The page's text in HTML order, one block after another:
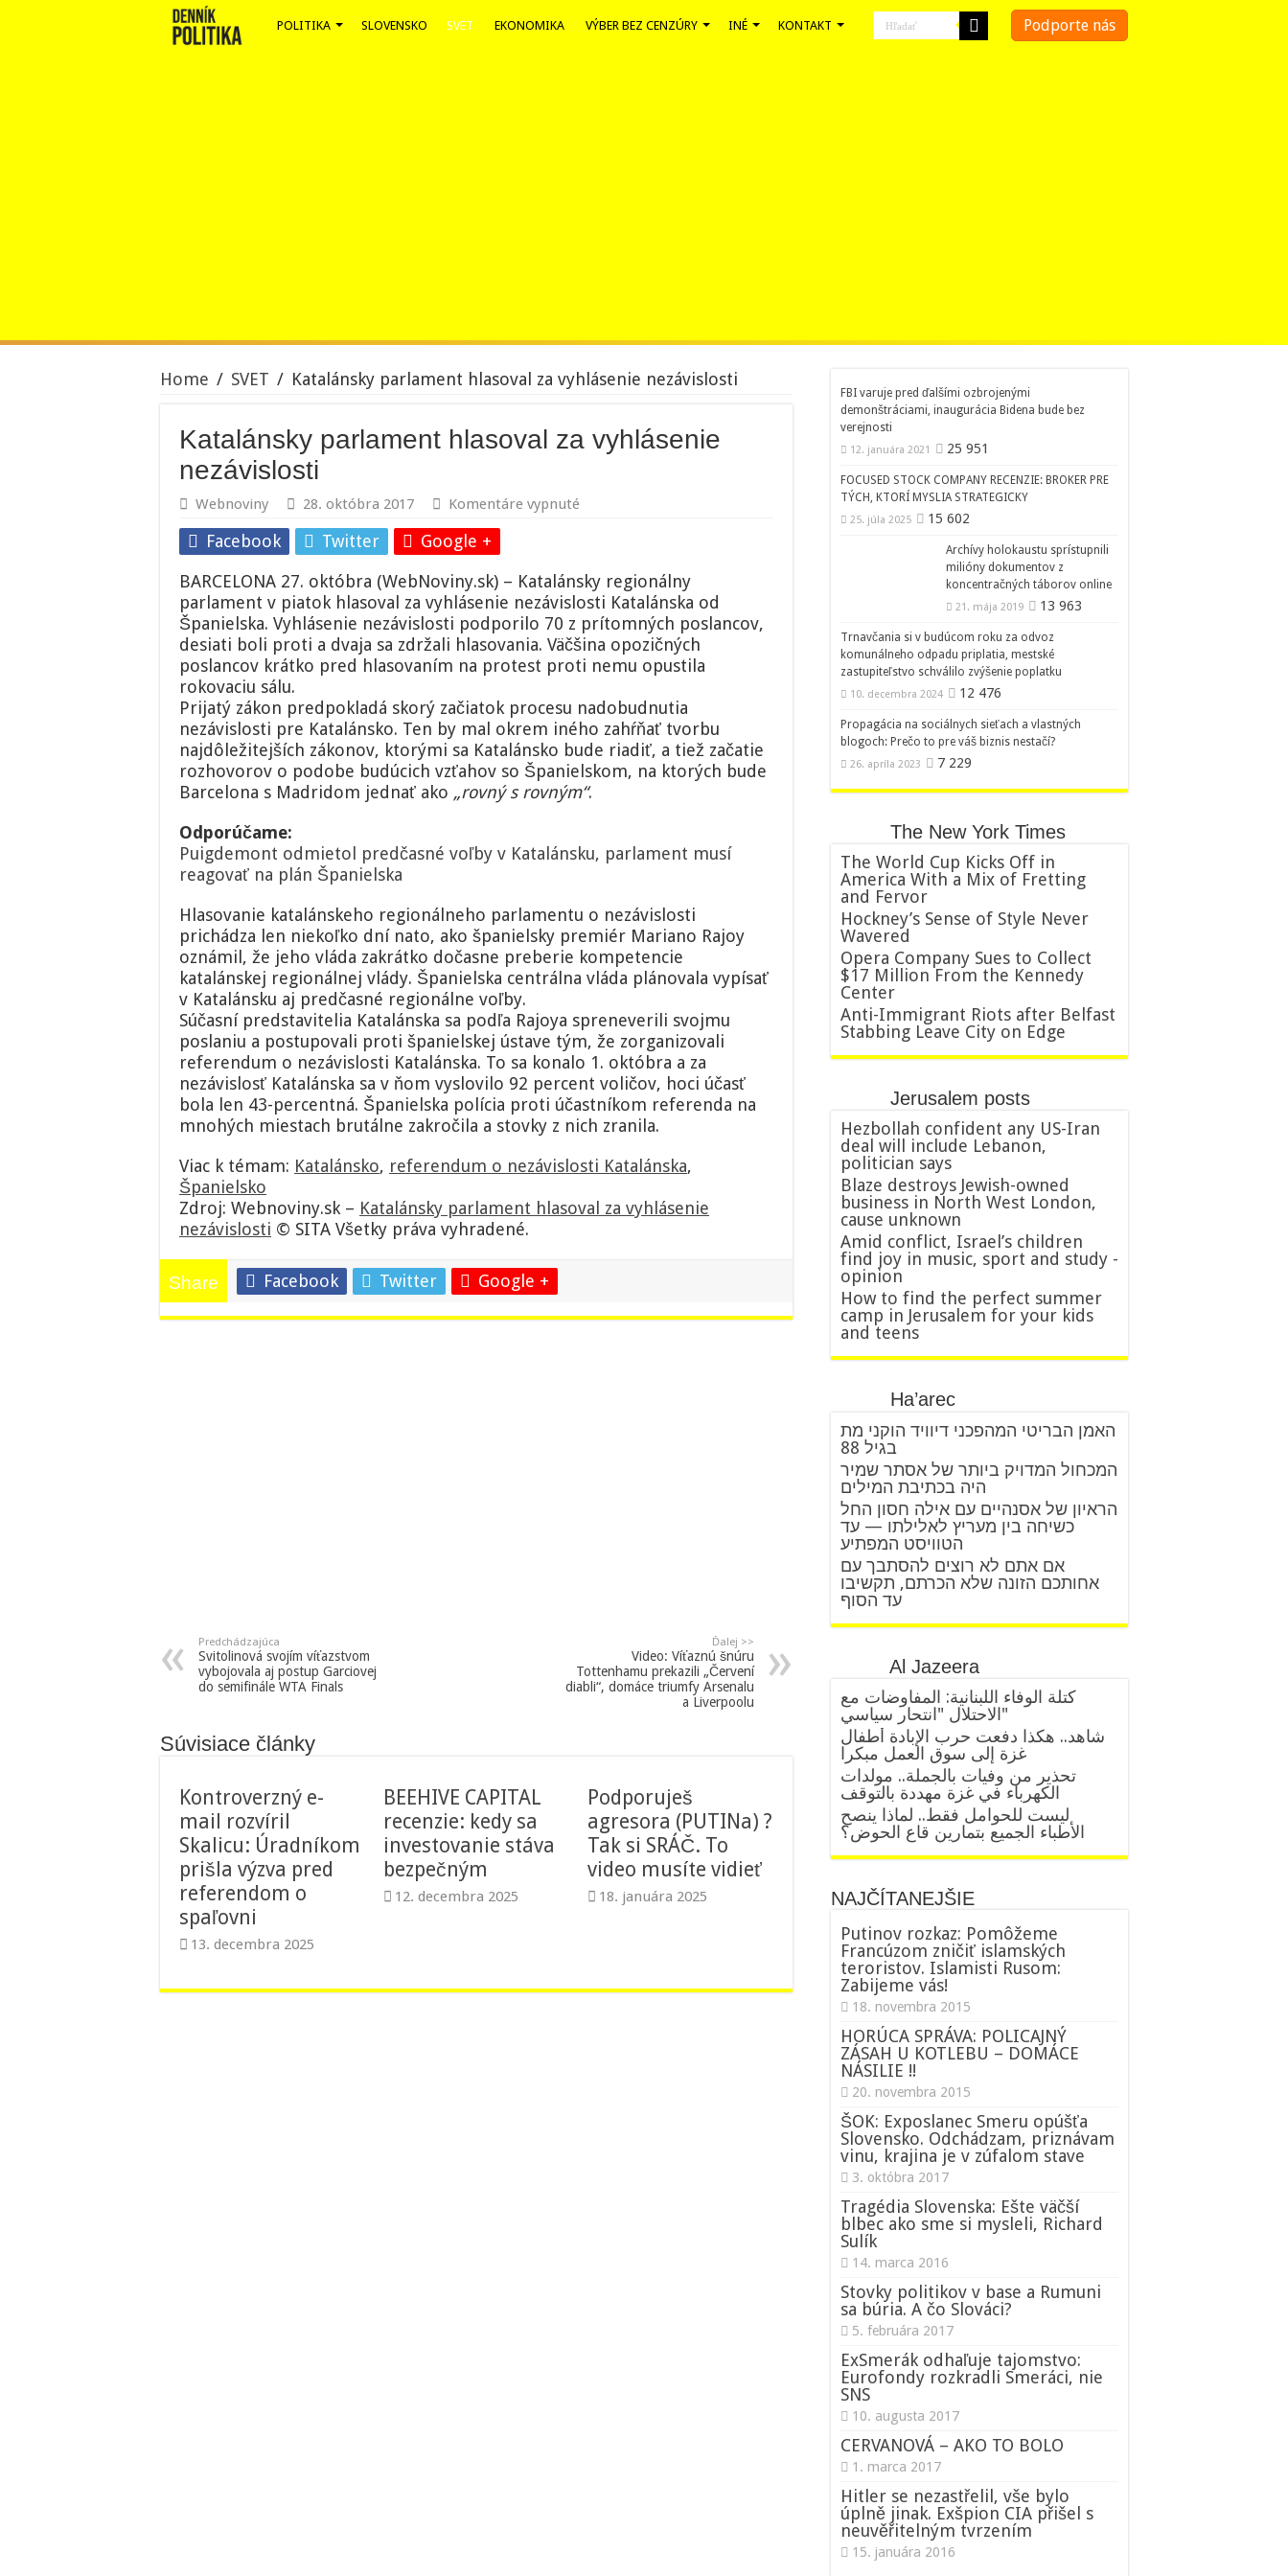
POLITIKA SLOVENSKO SVET EKONOMIKA VÝBER BEZ CENZÚRY INÉ KONTAKT Podporte nás
Home / SVET / Katalánsky parlament hlasoval za vyhlásenie nezávislosti
Katalánsky parlament hlasoval za vyhlásenie
nezávislosti
Webnoviny 28. októbra 2017 Komentáre vypnuté
za
vyhlásenie
nezávislosti
Facebook Twitter
Google +
BARCELONA 27. októbra (WebNoviny.sk) – Katalánsky regionálny
parlament v piatok hlasoval za vyhlásenie nezávislosti Katalánska od
Španielska. Vyhlásenie nezávislosti podporilo 70 z prítomných poslancov,
desiati boli proti a dvaja sa zdržali hlasovania. Väčšina opozičných
poslancov krátko pred hlasovaním na protest proti nemu opustila
rokovaciu sálu.
Prijatý zákon predpokladá skorý začiatok procesu nadobudnutia
nezávislosti pre Katalánsko. Ten by mal okrem iného zahŕňať tvorbu
najdôležitejších zákonov, ktorými sa Katalánsko bude riadiť, a tiež začatie
rozhovorov o podobe budúcich vzťahov so Španielskom, na ktorých bude
Barcelona s Madridom jednať ako „rovný s rovným“.
Odporúčame:
Puigdemont odmietol predčasné voľby v Katalánsku, parlament musí
reagovať na plán Španielska
Hlasovanie katalánskeho regionálneho parlamentu o nezávislosti
prichádza len niekoľko dní nato, ako španielsky premiér Mariano Rajoy
oznámil, že jeho vláda zakrátko dočasne preberie kompetencie
katalánskej regionálnej vlády. Španielska centrálna vláda plánovala vypísať
v Katalánsku aj predčasné regionálne voľby.
Súčasní predstavitelia Katalánska sa podľa Rajoya spreneverili svojmu
poslaniu a postupovali proti španielskej ústave tým, že zorganizovali
referendum o nezávislosti Katalánska. To sa konalo 1. októbra a za
nezávislosť Katalánska sa v ňom vyslovilo 92 percent voličov, hoci účasť
bola len 43-percentná. Španielska polícia proti účastníkom referenda na
mnohých miestach brutálne zakročila a stovky z nich zranila.
Viac k témam: Katalánsko, referendum o nezávislosti Katalánska,
Španielsko
Zdroj: Webnoviny.sk – Katalánsky parlament hlasoval za vyhlásenie
nezávislosti © SITA Všetky práva vyhradené.
Share Facebook Twitter Google +
Predchádzajúca
Svitolinová svojím víťazstvom
vybojovala aj postup Garciovej
do semifinále WTA Finals
Ďalej >>
Video: Víťaznú šnúru
Tottenhamu prekazili „Červení
diabli“, domáce triumfy Arsenalu
a Liverpoolu
Súvisiace články
Kontroverzný e-
mail rozvíril
Skalicu: Úradníkom
prišla výzva pred
referendom o
spaľovni
13. decembra 2025
BEEHIVE CAPITAL
recenzie: kedy sa
investovanie stáva
bezpečným
12. decembra 2025
Podporuješ
agresora (PUTINa) ?
Tak si SRÁČ. To
video musíte vidieť
18. januára 2025
FBI varuje pred ďalšími ozbrojenými
demonštráciami, inaugurácia Bidena bude bez
verejnosti
12. januára 2021 25 951
FOCUSED STOCK COMPANY RECENZIE: BROKER PRE
TÝCH, KTORÍ MYSLIA STRATEGICKY
25. júla 2025 15 602
Archívy holokaustu sprístupnili
milióny dokumentov z
koncentračných táborov online
21. mája 2019 13 963
Trnavčania si v budúcom roku za odvoz
komunálneho odpadu priplatia, mestské
zastupiteľstvo schválilo zvýšenie poplatku
10. decembra 2024 12 476
Propagácia na sociálnych sieťach a vlastných
blogoch: Prečo to pre váš biznis nestačí?
26. apríla 2023 7 229
The New York Times
The World Cup Kicks Off in
America With a Mix of Fretting
and Fervor
Hockney’s Sense of Style Never
Wavered
Opera Company Sues to Collect
$17 Million From the Kennedy
Center
Anti-Immigrant Riots after Belfast
Stabbing Leave City on Edge
Jerusalem posts
Hezbollah confident any US-Iran
deal will include Lebanon,
politician says
Blaze destroys Jewish-owned
business in North West London,
cause unknown
Amid conflict, Israel’s children
find joy in music, sport and study -
opinion
How to find the perfect summer
camp in Jerusalem for your kids
and teens
Ha’arec
האמן הבריטי המהפכני דיוויד הוקני מת
בגיל 88
המכחול המדויק ביותר של אסתר שמיר
היה בכתיבת המילים
הראיון של אסנהיים עם אילה חסון החל
כשיחה בין מעריץ לאלילתו — עד
הטוויסט המפתיע
אם אתם לא רוצים להסתבך עם
אחותכם הזונה שלא הכרתם, תקשיבו
עד הסוף
Al Jazeera
كتلة الوفاء اللبنانية: المفاوضات مع
الاحتلال "انتحار سياسي"
شاهد.. هكذا دفعت حرب الإبادة أطفال
غزة إلى سوق العمل مبكرا
تحذير من وفيات بالجملة.. مولدات
الكهرباء في غزة مهددة بالتوقف
ليست للحوامل فقط.. لماذا ينصح
الأطباء الجميع بتمارين قاع الحوض؟
NAJČÍTANEJŠIE
Putinov rozkaz: Pomôžeme
Francúzom zničiť islamských
teroristov. Islamisti Rusom:
Zabijeme vás!
18. novembra 2015
HORÚCA SPRÁVA: POLICAJNÝ
ZÁSAH U KOTLEBU – DOMÁCE
NÁSILIE !!
20. novembra 2015
ŠOK: Exposlanec Smeru opúšťa
Slovensko. Odchádzam, priznávam
vinu, krajina je v zúfalom stave
3. októbra 2017
Tragédia Slovenska: Ešte väčší
blbec ako sme si mysleli, Richard
Sulík
14. marca 2016
Stovky politikov v base a Rumuni
sa búria. A čo Slováci?
5. februára 2017
ExSmerák odhaľuje tajomstvo:
Eurofondy rozkradli Smeráci, nie
SNS
10. augusta 2017
CERVANOVÁ – AKO TO BOLO
1. marca 2017
Hitler se nezastřelil, vše bylo
úplně jinak. Exšpion CIA přišel s
neuvěřitelným tvrzením
15. januára 2016